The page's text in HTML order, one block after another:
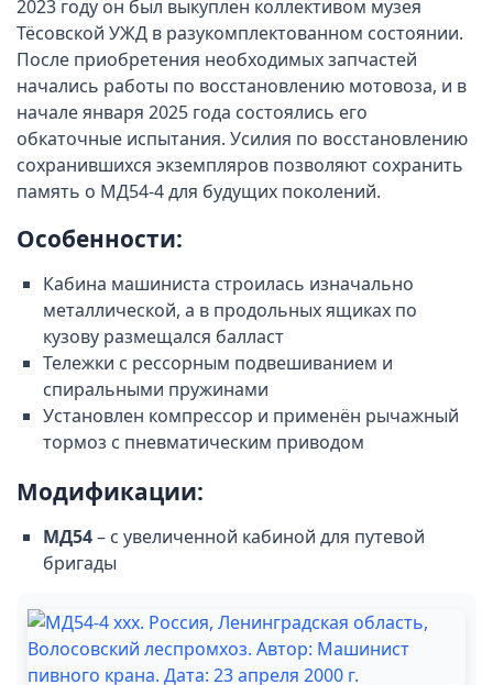
2023 году он был выкуплен коллективом музея
Тёсовской УЖД в разукомплектованном состоянии.
После приобретения необходимых запчастей
начались работы по восстановлению мотовоза, и в
начале января 2025 года состоялись его
обкаточные испытания. Усилия по восстановлению
сохранившихся экземпляров позволяют сохранить
память о МД54-4 для будущих поколений.
Особенности:
Кабина машиниста строилась изначально
металлической, а в продольных ящиках по
кузову размещался балласт
Тележки с рессорным подвешиванием и
спиральными пружинами
Установлен компрессор и применён рычажный
тормоз с пневматическим приводом
Модификации:
МД54– с увеличенной кабиной для путевой
бригады